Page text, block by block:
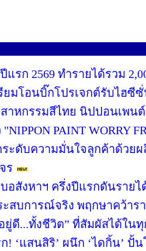
แรก 2569 ทำรายได้รวม
ยมโอนบิ๊กโปรเจกต์รับไฮซี
าหกรรมสีไทย นิปปอนเพน
PAINT
ระดับความมั่นใจลูกค้าด้ว
ร
อสังหาฯ ครึ่งปีแรกดันรายไ
สบการณ์จริง พฤกษาคว้ารา
อยู่ดี...ทั้งชีวิต” ที่สัมผัสได้ใน
! ‘แสนสิริ’ ผนึก ‘ไดกิ้น’ ปั้น